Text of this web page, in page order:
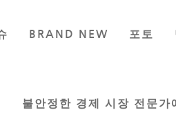
BRAND NEW 포토
불안정한 경제 시장 전문가